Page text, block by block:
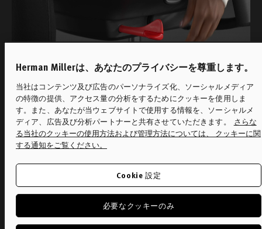
前傾チルト
椅子を前傾姿勢にするには、背もたれに寄り
かかりながら、座面下の左側にあるノブを前
方に回してください。リクライニング姿勢に
するには、椅子に背もたれた状態で、レバー
を後方に完全に回してください。
Herman Millerは、あなたのプライバシーを尊重します。
当社はコンテンツ及び広告のパーソナライズ化、ソーシャルメディア
の特徴の提供、アクセス量の分析をするためにクッキーを使用しま
す。また、あなたが当ウェブサイトで使用する情報を、ソーシャルメ
ディア、広告及び分析パートナーと共有させていただきます。
さらな
る当社のクッキーの使用方法および管理方法については、 クッキーに関
する通知をご覧ください。
必要なクッキーのみ
Cookie 設定